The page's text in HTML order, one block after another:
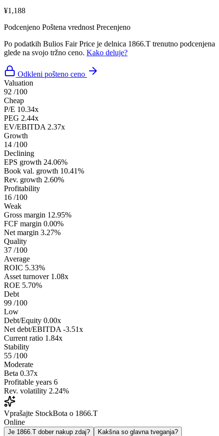
¥1,188
Podcenjeno Poštena vrednost Precenjeno
Po podatkih Bulios Fair Price je delnica 1866.T trenutno podcenjena
glede na svojo tržno ceno. Kako deluje?
Odkleni pošteno ceno
Valuation
92 /100
Cheap
P/E 10.34x
PEG 2.44x
EV/EBITDA 2.37x
Growth
14 /100
Declining
EPS growth 24.06%
Book val. growth 10.41%
Rev. growth 2.60%
Profitability
16 /100
Weak
Gross margin 12.95%
FCF margin 0.00%
Net margin 3.27%
Quality
37 /100
Average
ROIC 5.33%
Asset turnover 1.08x
ROE 5.70%
Debt
99 /100
Low
Debt/Equity 0.00x
Net debt/EBITDA -3.51x
Current ratio 1.84x
Stability
55 /100
Moderate
Beta 0.37x
Profitable years 6
Rev. volatility 2.24%
Vprašajte StockBota o 1866.T
Online
Je 1866.T dober nakup zdaj?
Kakšna so glavna tveganja?